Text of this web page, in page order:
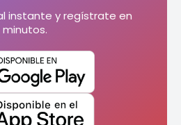
instante y regístrate en
minutos.